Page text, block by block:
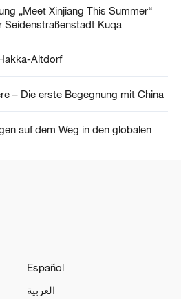
„Meet Xinjiang This Summer“
Kuqa
Altdorf
– Die erste Begegnung mit China
auf dem Weg in den globalen
Español
العربية